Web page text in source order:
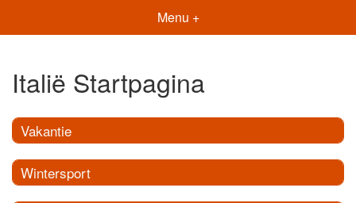
Menu +
Italië Startpagina
Vakantie
Wintersport